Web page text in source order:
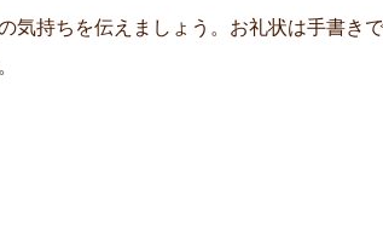
気持ちを伝えましょう。お礼状は手書き